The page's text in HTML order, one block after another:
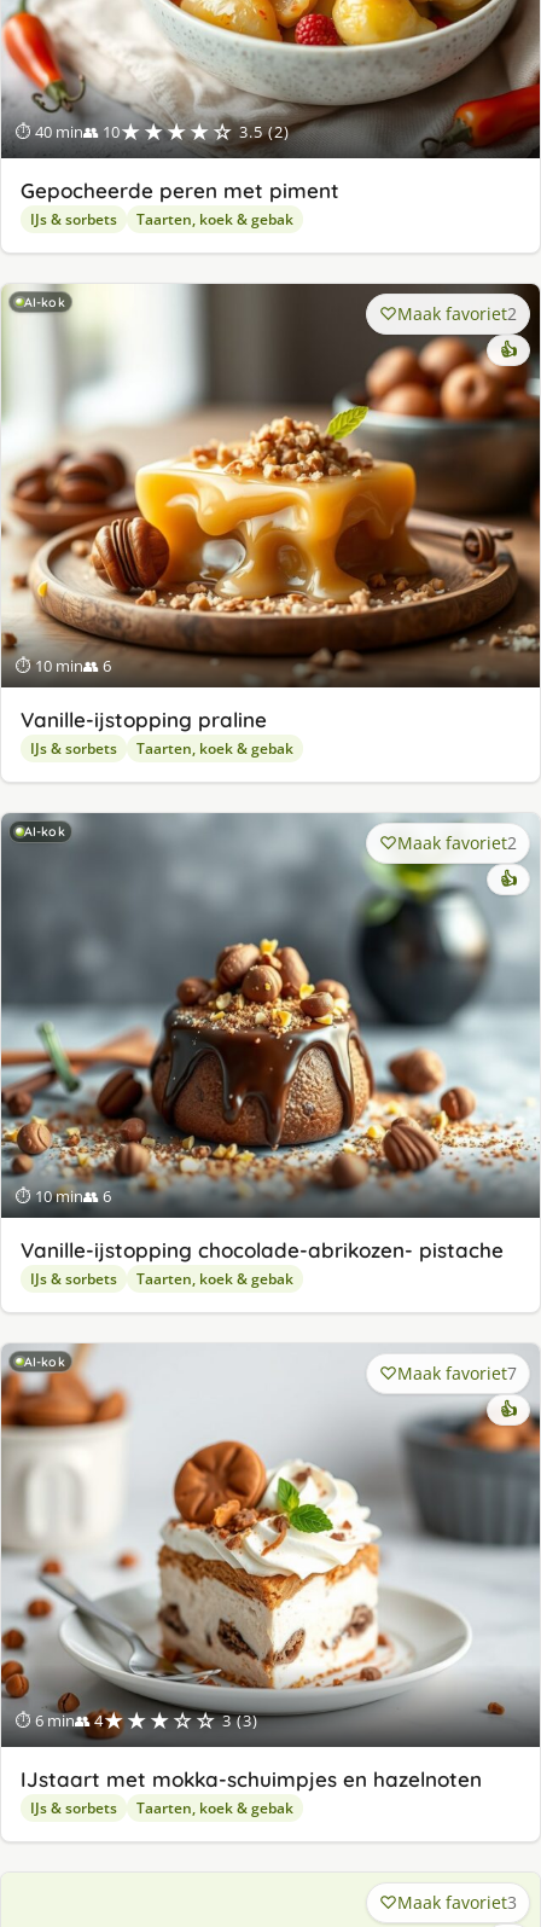
⏱ 40 min👥 10★★★★☆ 3.5 (2)
Gepocheerde peren met piment
IJs & sorbets Taarten, koek & gebak
AI-kok
⏱ 10 min👥 6
Maak favoriet2
👍
Va­nil­le-ijstop­ping pra­li­ne
IJs & sorbets Taarten, koek & gebak
AI-kok
⏱ 10 min👥 6
Maak favoriet2
👍
Va­nil­le-ijstop­ping cho­co­la­de-abri­ko­zen- pis­ta­che
IJs & sorbets Taarten, koek & gebak
AI-kok
⏱ 6 min👥 4★★★☆☆ 3 (3)
Maak favoriet7
👍
IJstaart met mokka-schuimpjes en hazelnoten
IJs & sorbets Taarten, koek & gebak
Maak favoriet3